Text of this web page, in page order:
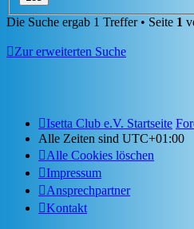
Die Suche ergab 1 Treffer • Seite 1
Zur erweiterten Suche
Isetta Club e.V. Startseite
Alle Zeiten sind UTC+01:00
Alle Cookies löschen
Impressum
Ansprechpartner
Kontakt